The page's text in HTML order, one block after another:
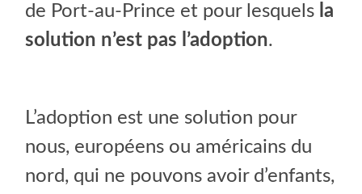
de Port-au-Prince et pour lesquels la
solution n’est pas l’adoption.
L’adoption est une solution pour
nous, européens ou américains du
nord, qui ne pouvons avoir d’enfants,